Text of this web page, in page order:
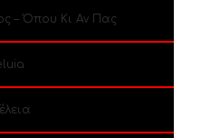
– Όπου Κι Αν Πας